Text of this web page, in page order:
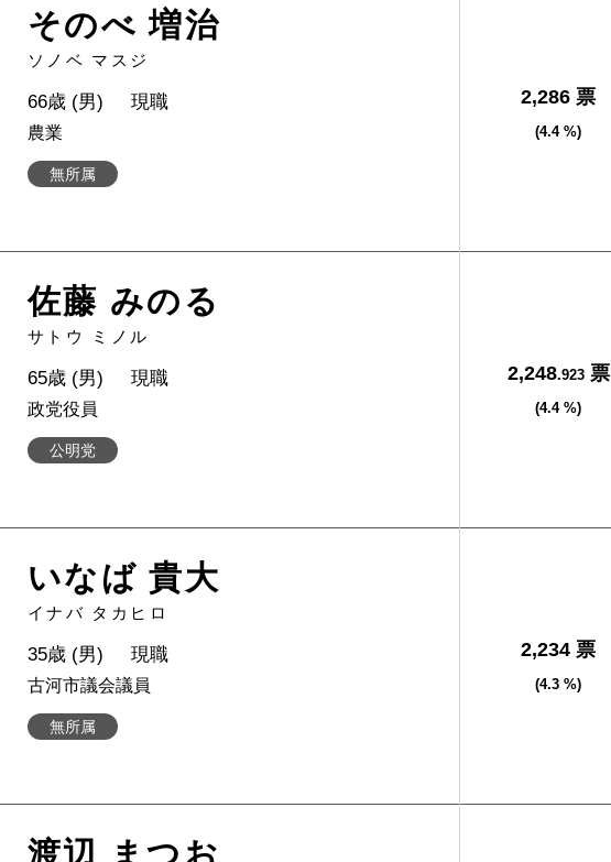
そのべ 増治
ソノベ マスジ
無所属
66歳 (男) 現職
農業
2,286 票
(4.4 %)
佐藤 みのる
サトウ ミノル
公明党
65歳 (男) 現職
政党役員
2,248.923票
(4.4 %)
いなば 貴大
イナバ タカヒロ
無所属
35歳 (男) 現職
古河市議会議員
2,234 票
(4.3 %)
渡辺 まつお